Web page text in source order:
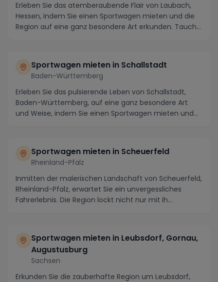
Erleben Sie das atemberaubende Flair von Laubach,
Hessen, indem Sie einen Sportwagen mieten und die
Region auf eine ganz besondere Art erkunden. Tauch...
Sportwagen mieten in Schallstadt
Baden-Württemberg
Erleben Sie das pulsierende Leben von Schallstadt,
Baden-Württemberg, auf eine ganz besondere Art
und Weise, indem Sie einen Sportwagen mieten und
Sportwagen mieten in Scheuerfeld
Rheinland-Pfalz
Inmitten der malerischen Landschaft von Scheuerfeld,
Rheinland-Pfalz, erwartet Sie ein unvergessliches
Fahrerlebnis. Die Region lockt nicht nur mit ih...
Sportwagen mieten in Leubsdorf, Gornau,
Augustusburg
Sachsen
Erkunden Sie die zauberhafte Region um Leubsdorf,